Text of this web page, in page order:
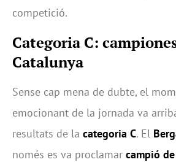
competició.
Categoria C:
Catalunya
Sense cap mena de dubte, el
emocionant de la jornada va
resultats de la categoria C. El
només es va proclamar campió